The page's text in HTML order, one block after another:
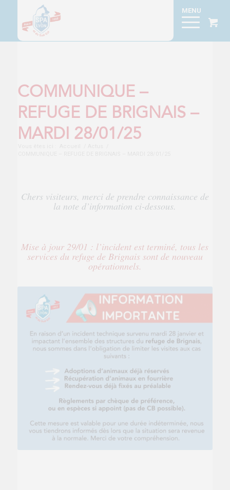
COMMUNIQUE –
REFUGE DE BRIGNAIS –
MARDI 28/01/25
Chers visiteurs, merci de prendre connaissance de
la note d’information ci-dessous.
Mise à jour 29/01 : l’incident est terminé, tous les
services du refuge de Brignais sont de nouveau
opérationnels.